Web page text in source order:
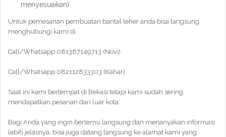
menyesuaikan)
Untuk pemesanan pembuatan bantal leher anda bisa langsung
menghubungi kami di
Call/Whatsapp 081387149713 (Novi)
Call/Whatsapp 082112833303 (Kahar)
Saat ini kami bertempat di Bekasi tetapi kami sudah sering
mendapatkan pesanan dari luar kota.
Bagi Anda yang ingin bertemu langsung dan menanyakan informasi
lebih jelasnya, bisa juga datang langsung ke alamat kami yang